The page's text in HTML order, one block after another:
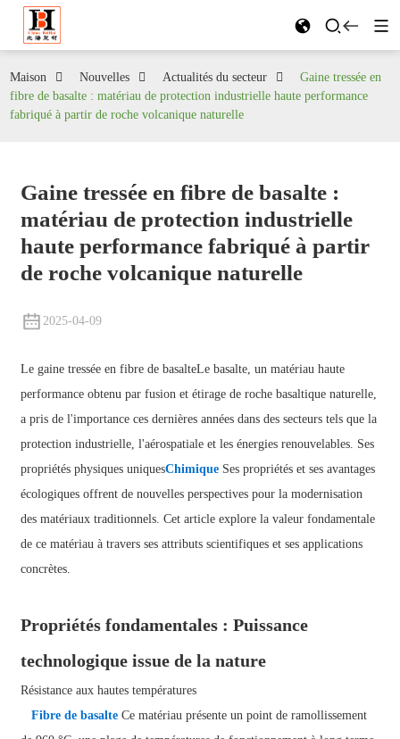
Maison Nouvelles Actualités du secteur
Gaine tressée en
fibre de basalte : matériau de protection industrielle haute performance
fabriqué à partir de roche volcanique naturelle
Gaine tressée en fibre de basalte :
matériau de protection industrielle
haute performance fabriqué à partir
de roche volcanique naturelle
2025-04-09
Le gaine tressée en fibre de basalteLe basalte, un matériau haute
performance obtenu par fusion et étirage de roche basaltique naturelle,
a pris de l'importance ces dernières années dans des secteurs tels que la
protection industrielle, l'aérospatiale et les énergies renouvelables. Ses
propriétés physiques uniquesChimiqueSes propriétés et ses avantages
écologiques offrent de nouvelles perspectives pour la modernisation
des matériaux traditionnels. Cet article explore la valeur fondamentale
de ce matériau à travers ses attributs scientifiques et ses applications
concrètes.
Propriétés fondamentales : Puissance
technologique issue de la nature
Résistance aux hautes températures
Fibre de basalteCe matériau présente un point de ramollissement